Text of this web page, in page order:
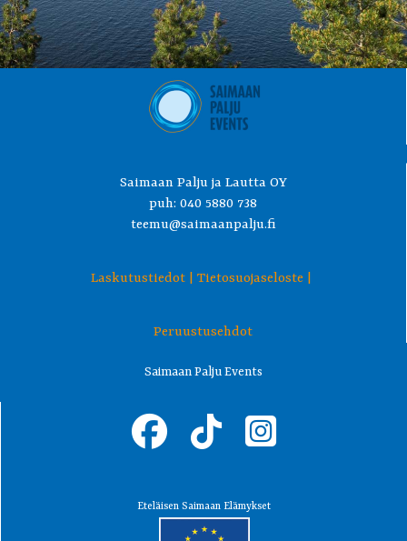
Saimaan Palju ja Lautta OY
puh: 040 5880 738
teemu@saimaanpalju.fi
Laskutustiedot | Tietosuojaseloste |
Peruustusehdot
Saimaan Palju Events
Eteläisen Saimaan Elämykset